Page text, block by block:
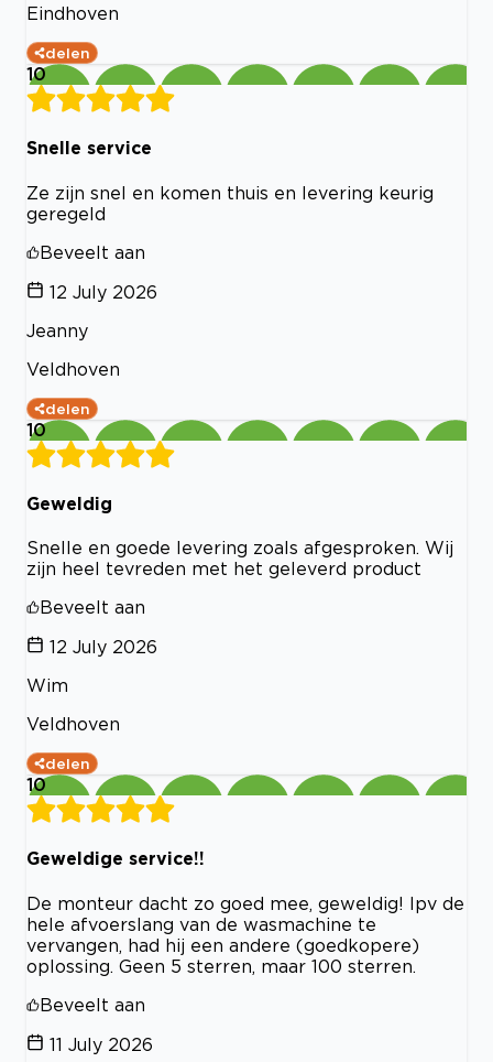
Eindhoven
delen
10
Snelle service
Ze zijn snel en komen thuis en levering keurig
geregeld
Beveelt aan
12 July 2026
Jeanny
Veldhoven
delen
10
Geweldig
Snelle en goede levering zoals afgesproken. Wij
zijn heel tevreden met het geleverd product
Beveelt aan
12 July 2026
Wim
Veldhoven
delen
10
Geweldige service!!
De monteur dacht zo goed mee, geweldig! Ipv de
hele afvoerslang van de wasmachine te
vervangen, had hij een andere (goedkopere)
oplossing. Geen 5 sterren, maar 100 sterren.
Beveelt aan
11 July 2026